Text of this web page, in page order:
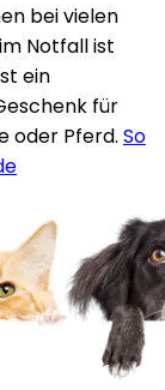
bei vielen
Notfall ist
ein
für
oder Pferd. So